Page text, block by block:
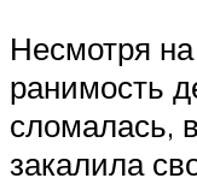
Несмотря
ранимость
сломалась,
закалила